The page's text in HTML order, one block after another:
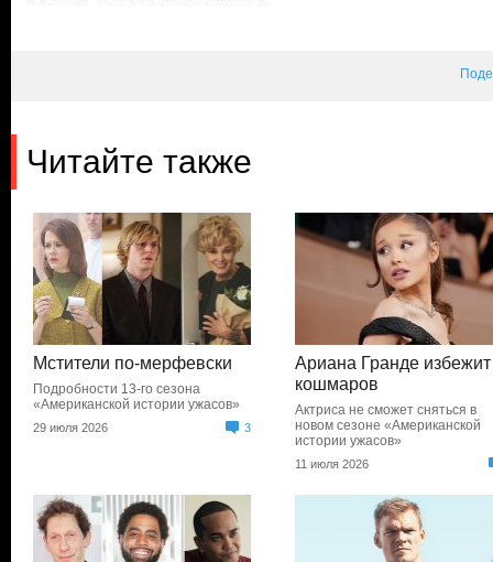
Читайте также
Мстители по-мерфевски
Подробности 13-го сезона
«Американской истории ужасов»
29 июля 2026 3
Ариана Гранде избежит
кошмаров
Актриса не сможет сняться в
новом сезоне «Американской
истории ужасов»
11 июля 2026